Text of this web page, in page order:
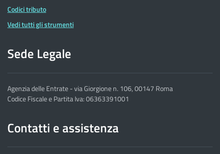
Codici tributo
Vedi tutti gli strumenti
Sede Legale
Agenzia delle Entrate - via Giorgione n. 106, 00147 Roma
Codice Fiscale e Partita Iva: 06363391001
Contatti e assistenza